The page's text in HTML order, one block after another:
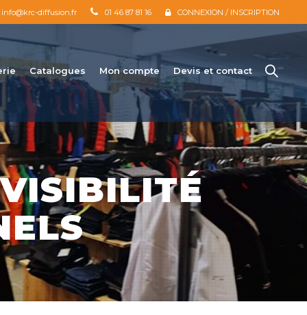
info@krc-diffusion.fr 01 46 87 81 16 CONNEXION / INSCRIPTION
Catalogues Mon compte Devis et contact